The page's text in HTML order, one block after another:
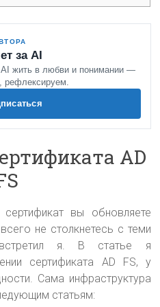
за AI
жить в любви и понимании —
AD
вы обновляете
не столкнетесь с теми
я. В статье я
сертификата AD FS, у
Сама инфраструктура
статьям: